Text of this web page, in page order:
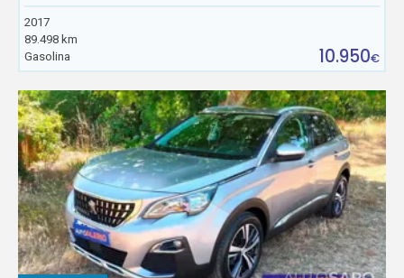
2017
89.498 km
Gasolina
10.950€